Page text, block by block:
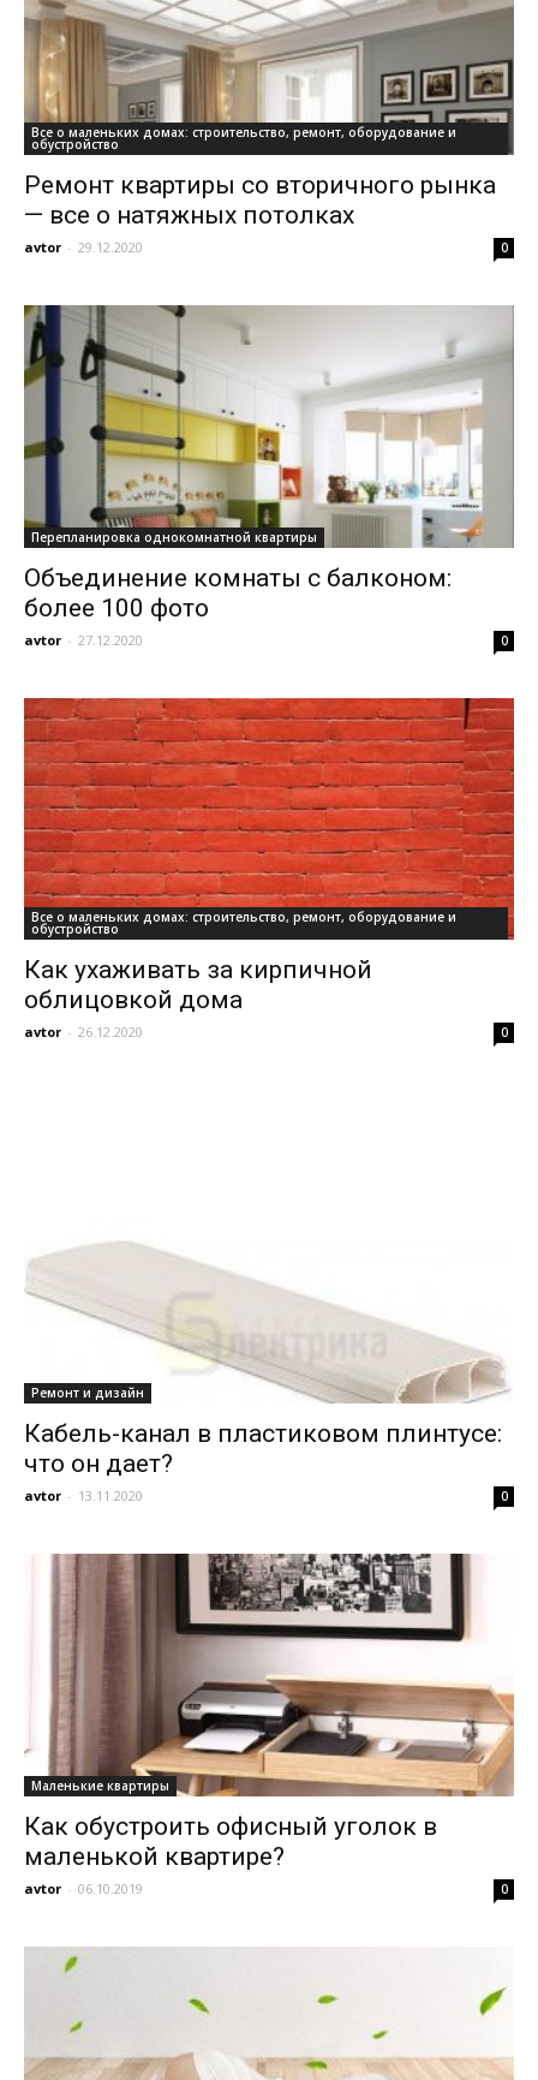
статьи
Все о маленьких домах: строительство, ремонт, оборудование и
обустройство
Ремонт квартиры со вторичного рынка
— все о натяжных потолках
avtor - 29.12.2020 0
Перепланировка однокомнатной квартиры
Объединение комнаты с балконом:
более 100 фото
avtor - 27.12.2020 0
Все о маленьких домах: строительство, ремонт, оборудование и
обустройство
Как ухаживать за кирпичной
облицовкой дома
avtor - 26.12.2020 0
Ремонт и дизайн
Кабель-канал в пластиковом плинтусе:
что он дает?
avtor - 13.11.2020 0
Маленькие квартиры
Как обустроить офисный уголок в
маленькой квартире?
avtor - 06.10.2019 0